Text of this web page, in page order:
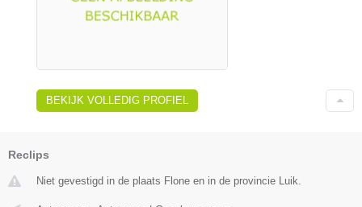
BEKIJK VOLLEDIG PROFIEL
Reclips
Niet gevestigd in de plaats Flone en in de provincie Luik.